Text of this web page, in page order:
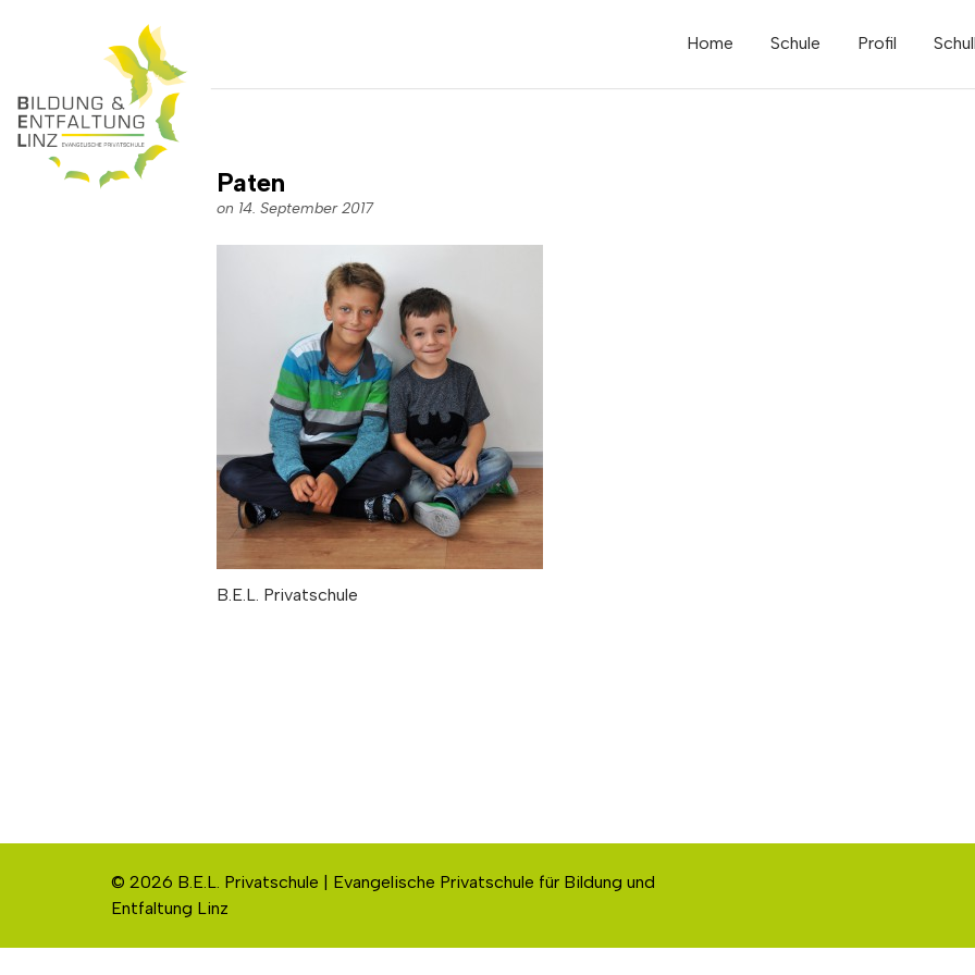
Home Schule Profil
Paten
on 14. September 2017
B.E.L. Privatschule
© 2026 B.E.L. Privatschule | Evangelische Privatschule für Bildung und
Entfaltung Linz